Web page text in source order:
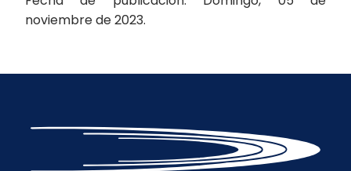
noviembre de 2023.